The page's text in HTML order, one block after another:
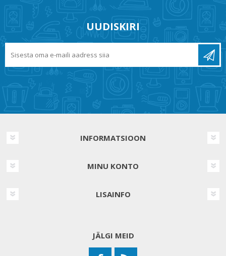
UUDISKIRI
INFORMATSIOON
MINU KONTO
LISAINFO
JÄLGI MEID